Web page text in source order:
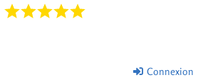
Connexion